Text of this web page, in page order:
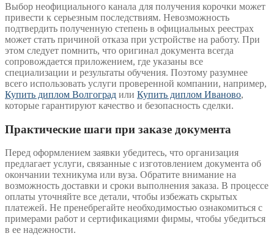
Выбор неофициального канала для получения корочки может
привести к серьезным последствиям. Невозможность
подтвердить полученную степень в официальных реестрах
может стать причиной отказа при устройстве на работу. При
этом следует помнить, что оригинал документа всегда
сопровождается приложением, где указаны все
специализации и результаты обучения. Поэтому разумнее
всего использовать услуги проверенной компании, например,
Купить диплом Волгоград или Купить диплом Иваново,
которые гарантируют качество и безопасность сделки.
Практические шаги при заказе документа
Перед оформлением заявки убедитесь, что организация
предлагает услуги, связанные с изготовлением документа об
окончании техникума или вуза. Обратите внимание на
возможность доставки и сроки выполнения заказа. В процессе
оплаты уточняйте все детали, чтобы избежать скрытых
платежей. Не пренебрегайте необходимостью ознакомиться с
примерами работ и сертификациями фирмы, чтобы убедиться
в ее надежности.